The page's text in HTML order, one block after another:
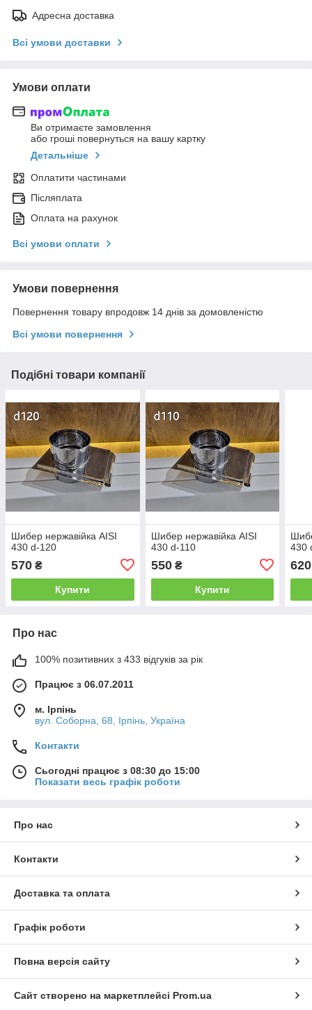
Адресна доставка
Всі умови доставки
Умови оплати
Ви отримаєте замовлення
або гроші повернуться на вашу картку
Детальніше
Оплатити частинами
Післяплата
Оплата на рахунок
Всі умови оплати
Умови повернення
Повернення товару впродовж 14 днів за домовленістю
Всі умови повернення
Подібні товари компанії
Шибер нержавійка AISI
430 d-120
570 ₴
Купити
Шибер нержавійка AISI
430 d-110
550₴
Купити
430
620
Про нас
100% позитивних з 433 відгуків за рік
Працює з 06.07.2011
м. Ірпінь
вул. Соборна, 68, Ірпінь, Україна
Контакти
Сьогодні працює з 08:30 до 15:00
Показати весь графік роботи
Про нас
Контакти
Доставка та оплата
Графік роботи
Повна версія сайту
Сайт створено на маркетплейсі Prom.ua